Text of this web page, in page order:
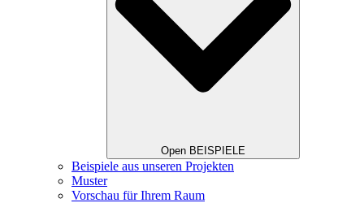
Open BEISPIELE
Beispiele aus unseren Projekten
Muster
Vorschau für Ihrem Raum